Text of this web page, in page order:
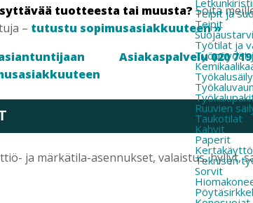
Teipit ja
Teipit
Työtilat ja
Työpöydät
Ruuvien
Taukotilat
Kahvit
Paperit
Teknisen
Sorvit
tuotteesta tai muusta? Soita
– tutustu sopimusasiakkuuteen »
Asiakaspalvelu 020
ja märkätila-asennukset, valaistus, hyllyt,